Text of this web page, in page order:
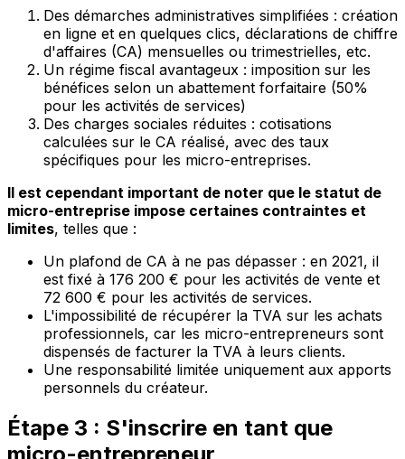
Des démarches administratives simplifiées : création
en ligne et en quelques clics, déclarations de chiffre
d'affaires (CA) mensuelles ou trimestrielles, etc.
Un régime fiscal avantageux : imposition sur les
bénéfices selon un abattement forfaitaire (50%
pour les activités de services)
Des charges sociales réduites : cotisations
calculées sur le CA réalisé, avec des taux
spécifiques pour les micro-entreprises.
Il est cependant important de noter que le statut de
micro-entreprise impose certaines contraintes et
limites, telles que :
Un plafond de CA à ne pas dépasser : en 2021, il
est fixé à 176 200 € pour les activités de vente et
72 600 € pour les activités de services.
L'impossibilité de récupérer la TVA sur les achats
professionnels, car les micro-entrepreneurs sont
dispensés de facturer la TVA à leurs clients.
Une responsabilité limitée uniquement aux apports
personnels du créateur.
Étape 3 : S'inscrire en tant que